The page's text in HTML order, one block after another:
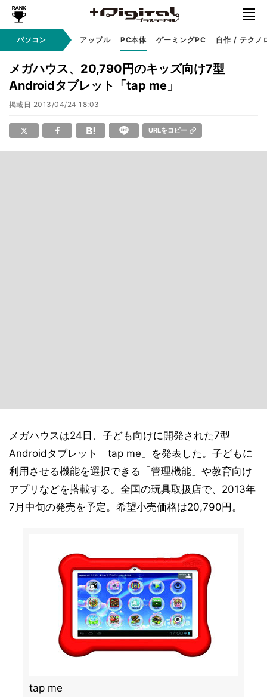
パソコンWindows アップル PC本体 ゲーミングPC 自作 / テクノ
メガハウス、20,790円のキッズ向け7型
Androidタブレット「tap me」
掲載日 2013/04/24 18:03
URLをコピー
メガハウスは24日、子ども向けに開発された7型
Androidタブレット「tap me」を発表した。子どもに
利用させる機能を選択できる「管理機能」や教育向け
アプリなどを搭載する。全国の玩具取扱店で、2013年
7月中旬の発売を予定。希望小売価格は20,790円。
tap me